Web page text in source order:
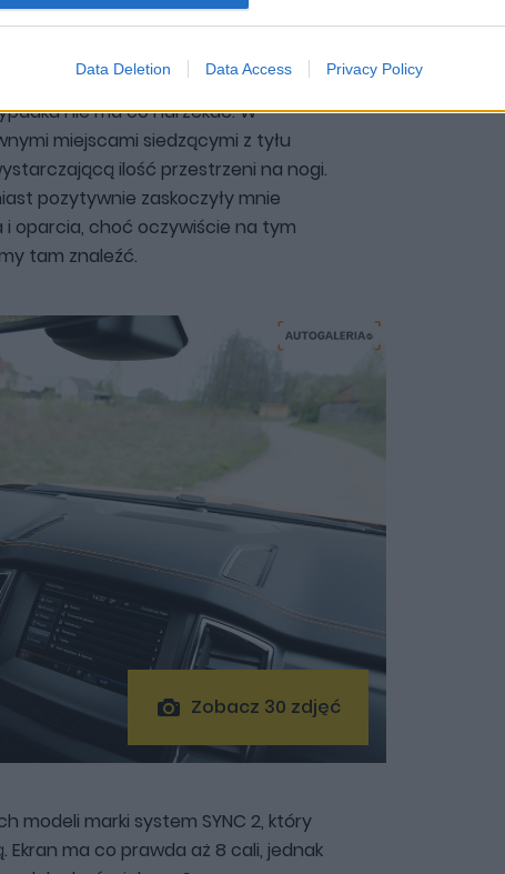
Data Deletion Data Access Privacy Policy
trochę mało przestrzennego, a
ręki”, choć na rzeczywiste
nie ma co narzekać. W
miejscami siedzącymi z tyłu
ilość przestrzeni na nogi.
pozytywnie zaskoczyły mnie
i oparcia, choć oczywiście na tym
tam znaleźć.
Zobacz 30 zdjęć
modeli marki system SYNC 2, który
ma co prawda aż 8 cali, jednak